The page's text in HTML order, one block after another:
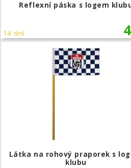
Reflexní páska s logem
14 dní
Látka na rohový praporek s
klubu